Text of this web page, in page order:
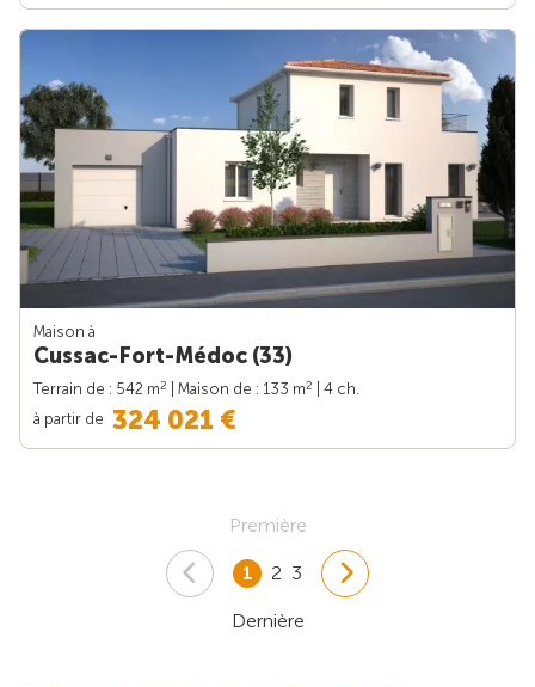
Maison à
Cussac-Fort-Médoc (33)
Terrain de : 542 m2 | Maison de : 133 m2
| 4 ch.
à partir de 324 021 €
Première
1 2 3
Dernière